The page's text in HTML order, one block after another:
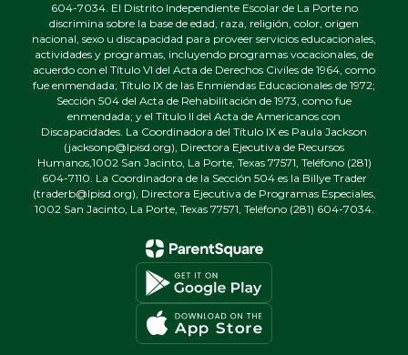
604-7034. El Distrito Independiente Escolar de La Porte no
discrimina sobre la base de edad, raza, religión, color, origen
nacional, sexo u discapacidad para proveer servicios educacionales,
actividades y programas, incluyendo programas vocacionales, de
acuerdo con el Título VI del Acta de Derechos Civiles de 1964, como
fue enmendada; Título IX de las Enmiendas Educacionales de 1972;
Sección 504 del Acta de Rehabilitación de 1973, como fue
enmendada; y el Título II del Acta de Americanos con
Discapacidades. La Coordinadora del Título IX es Paula Jackson
(jacksonp@lpisd.org), Directora Ejecutiva de Recursos
Humanos,1002 San Jacinto, La Porte, Texas 77571, Teléfono (281)
604-7110. La Coordinadora de la Sección 504 es la Billye Trader
(traderb@lpisd.org), Directora Ejecutiva de Programas Especiales,
1002 San Jacinto, La Porte, Texas 77571, Teléfono (281) 604-7034.